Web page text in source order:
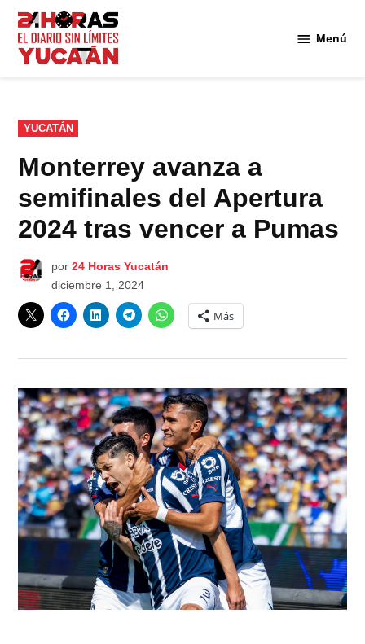
Saltar
contenido
Menú
PUBLICADO
EN
YUCATÁN
Monterrey avanza a
semifinales del Apertura
2024 tras vencer a Pumas
por 24 Horas Yucatán
diciembre 1, 2024
Más